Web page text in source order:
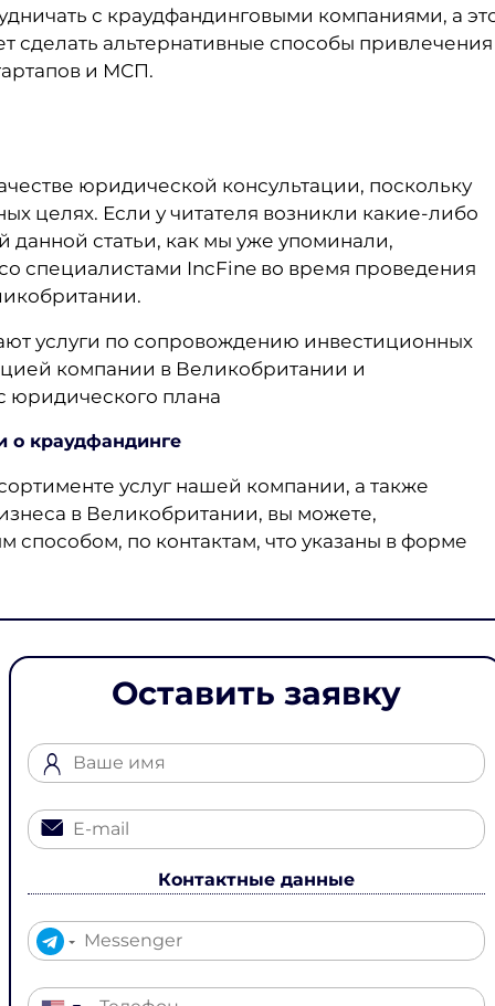
с краудфандинговыми компаниями, а
сделать альтернативные способы привлечения
и МСП.
юридической консультации, поскольку
целях. Если у читателя возникли какие-либо
данной статьи, как мы уже упоминали,
специалистами IncFine во время проведения
услуги по сопровождению инвестиционных
компании в Великобритании и
юридического плана
о краудфандинге
услуг нашей компании, а также
в Великобритании, вы можете,
по контактам, что указаны в форме
Оставить заявку
Контактные данные